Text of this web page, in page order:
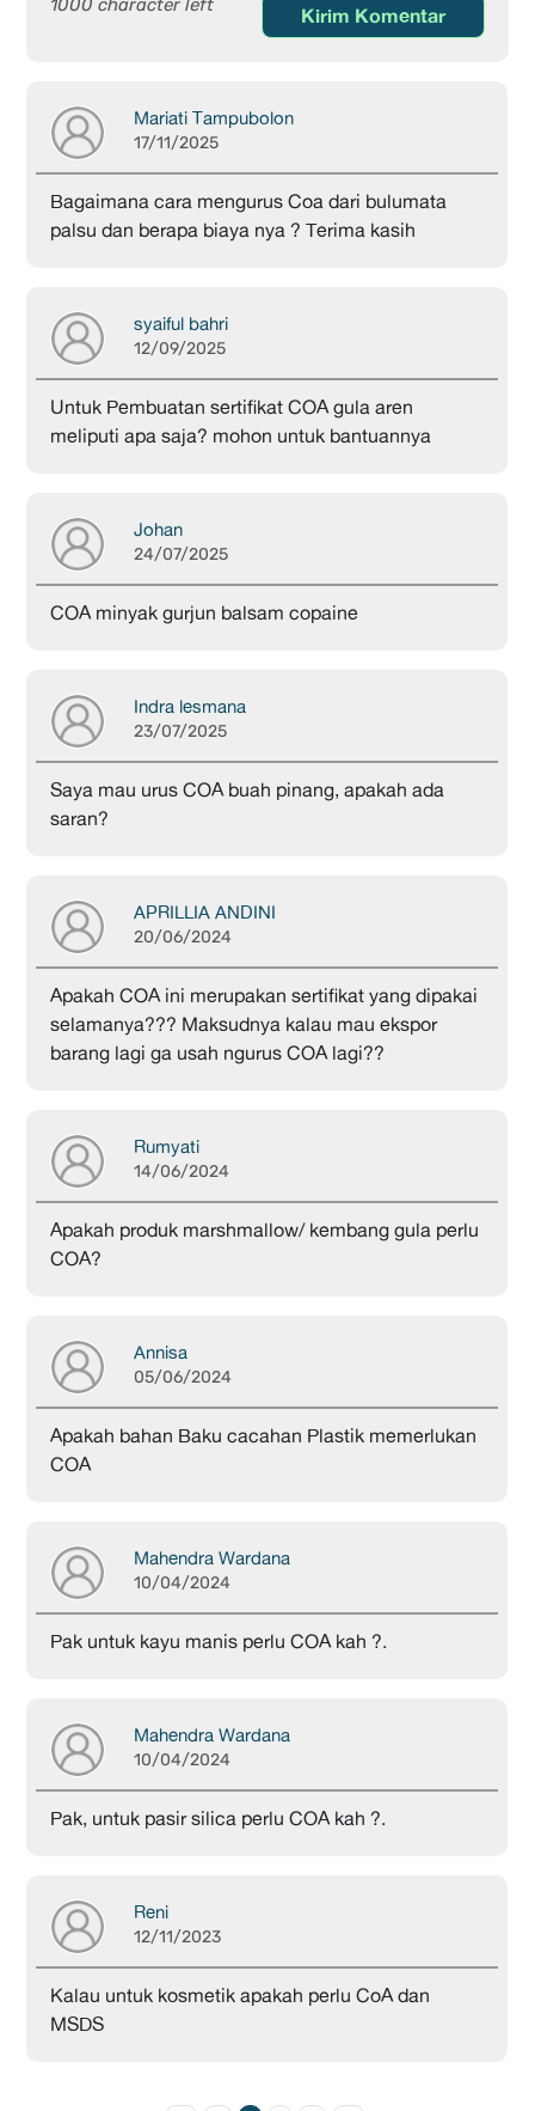
Kirim Komentar
Mariati Tampubolon
17/11/2025
Bagaimana cara mengurus Coa dari bulumata
palsu dan berapa biaya nya ? Terima kasih
syaiful bahri
12/09/2025
Untuk Pembuatan sertifikat COA gula aren
meliputi apa saja? mohon untuk bantuannya
Johan
24/07/2025
COA minyak gurjun balsam copaine
Indra lesmana
23/07/2025
Saya mau urus COA buah pinang, apakah ada
saran?
APRILLIA ANDINI
20/06/2024
Apakah COA ini merupakan sertifikat yang dipakai
selamanya??? Maksudnya kalau mau ekspor
barang lagi ga usah ngurus COA lagi??
Rumyati
14/06/2024
Apakah produk marshmallow/ kembang gula perlu
COA?
Annisa
05/06/2024
Apakah bahan Baku cacahan Plastik memerlukan
COA
Mahendra Wardana
10/04/2024
Pak untuk kayu manis perlu COA kah ?.
Mahendra Wardana
10/04/2024
Pak, untuk pasir silica perlu COA kah ?.
Reni
12/11/2023
Kalau untuk kosmetik apakah perlu CoA dan
MSDS